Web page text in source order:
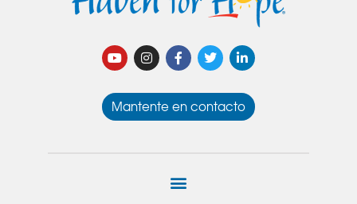
Mantente en contacto